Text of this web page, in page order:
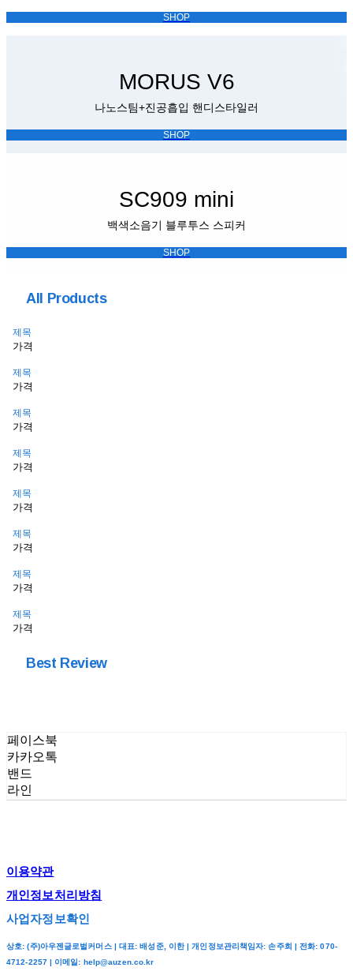
SHOP
MORUS V6
나노스팀+진공흡입 핸디스타일러
SHOP
SC909 mini
백색소음기 블루투스 스피커
SHOP
All Products
제목
가격
제목
가격
제목
가격
제목
가격
제목
가격
제목
가격
제목
가격
제목
가격
Best Review
페이스북
카카오톡
밴드
라인
이용약관
개인정보처리방침
사업자정보확인
상호: (주)아우젠글로벌커머스 | 대표: 배성준, 이한 | 개인정보관리책임자: 손주희 | 전화: 070-
4712-2257 | 이메일: help@auzen.co.kr